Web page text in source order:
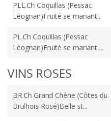
PLL.Ch Coquillas (Pessac
Léognan)Fruité se mariant...
PL.Ch Coquillas (Pessac
Léognan)Fruité se mariant ...
VINS ROSES
BR.Ch Grand Chêne (Côtes du
Brulhois Rosé)Belle st...